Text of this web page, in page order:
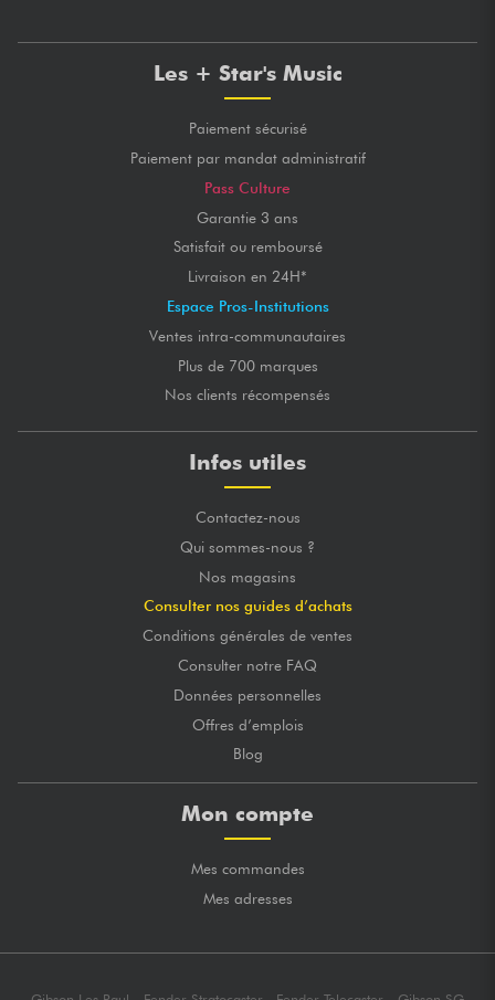
Les + Star's Music
Paiement sécurisé
Paiement par mandat administratif
Pass Culture
Garantie 3 ans
Satisfait ou remboursé
Livraison en 24H*
Espace Pros-Institutions
Ventes intra-communautaires
Plus de 700 marques
Nos clients récompensés
Infos utiles
Contactez-nous
Qui sommes-nous ?
Nos magasins
Consulter nos guides d’achats
Conditions générales de ventes
Consulter notre FAQ
Données personnelles
Offres d’emplois
Blog
Mon compte
Mes commandes
Mes adresses